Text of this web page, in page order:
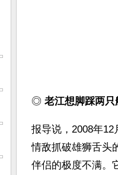
◎ 老江想脚踩两
报导说，2008年
情敌抓破雄狮舌头
伴侣的极度不满。